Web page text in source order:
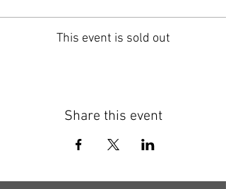
This event is sold out
Share this event